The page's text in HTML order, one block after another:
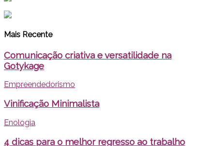
Mais Recente
Comunicação criativa e versatilidade na
Gotykage
Empreendedorismo
Vinificação Minimalista
Enologia
4 dicas para o melhor regresso ao trabalho